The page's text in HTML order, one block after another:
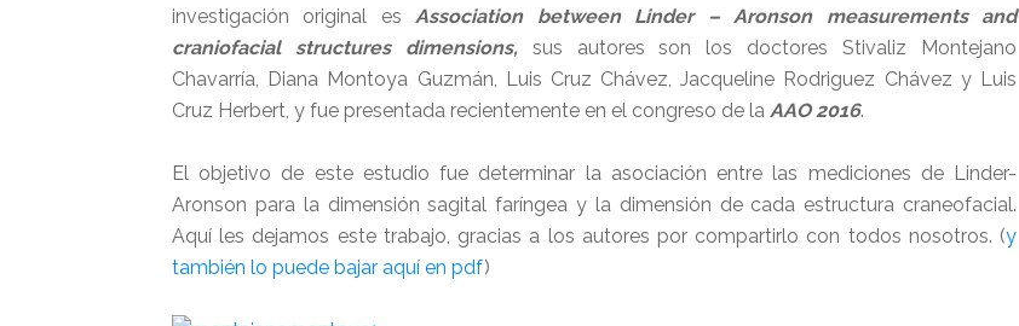
investigación original esAssociation between Linder – Aronson measurements and
craniofacial structures dimensions,sus autores son los doctores Stivaliz Montejano
Chavarría, Diana Montoya Guzmán, Luis Cruz Chávez, Jacqueline Rodriguez Chávez y Luis
Cruz Herbert, y fue presentada recientemente en el congreso de la AAO 2016.
El objetivo de este estudio fue determinar la asociación entre las mediciones de Linder-
Aronson para la dimensión sagital faríngea y la dimensión de cada estructura craneofacial.
Aquí les dejamos este trabajo, gracias a los autores por compartirlo con todos nosotros. (y
también lo puede bajar aquí en pdf)